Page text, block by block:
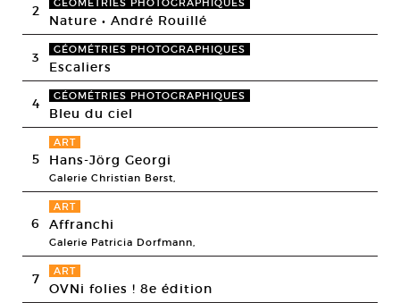
2 GÉOMÉTRIES PHOTOGRAPHIQUES
Nature • André Rouillé
3 GÉOMÉTRIES PHOTOGRAPHIQUES
Escaliers
4 GÉOMÉTRIES PHOTOGRAPHIQUES
Bleu du ciel
5
ART
Hans-Jörg Georgi
Galerie Christian Berst,
6
ART
Affranchi
Galerie Patricia Dorfmann,
7 ART
OVNi folies ! 8e édition